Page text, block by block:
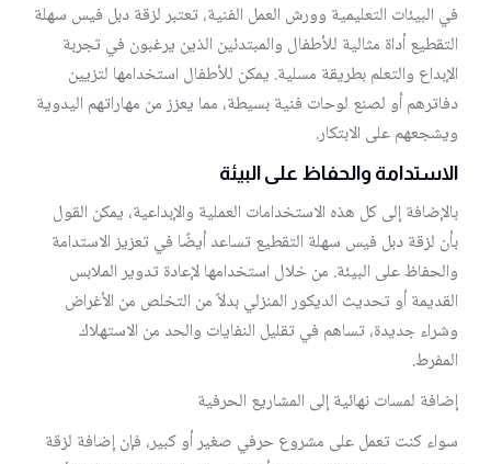
في البيئات التعليمية وورش العمل الفنية، تعتبر لزقة دبل فيس سهلة
التقطيع أداة مثالية للأطفال والمبتدئين الذين يرغبون في تجربة
الإبداع والتعلم بطريقة مسلية. يمكن للأطفال استخدامها لتزيين
دفاترهم أو لصنع لوحات فنية بسيطة، مما يعزز من مهاراتهم اليدوية
ويشجعهم على الابتكار.
الاستدامة والحفاظ على البيئة
بالإضافة إلى كل هذه الاستخدامات العملية والإبداعية، يمكن القول
بأن لزقة دبل فيس سهلة التقطيع تساعد أيضًا في تعزيز الاستدامة
والحفاظ على البيئة. من خلال استخدامها لإعادة تدوير الملابس
القديمة أو تحديث الديكور المنزلي بدلاً من التخلص من الأغراض
وشراء جديدة، تساهم في تقليل النفايات والحد من الاستهلاك
المفرط.
إضافة لمسات نهائية إلى المشاريع الحرفية
سواء كنت تعمل على مشروع حرفي صغير أو كبير، فإن إضافة لزقة